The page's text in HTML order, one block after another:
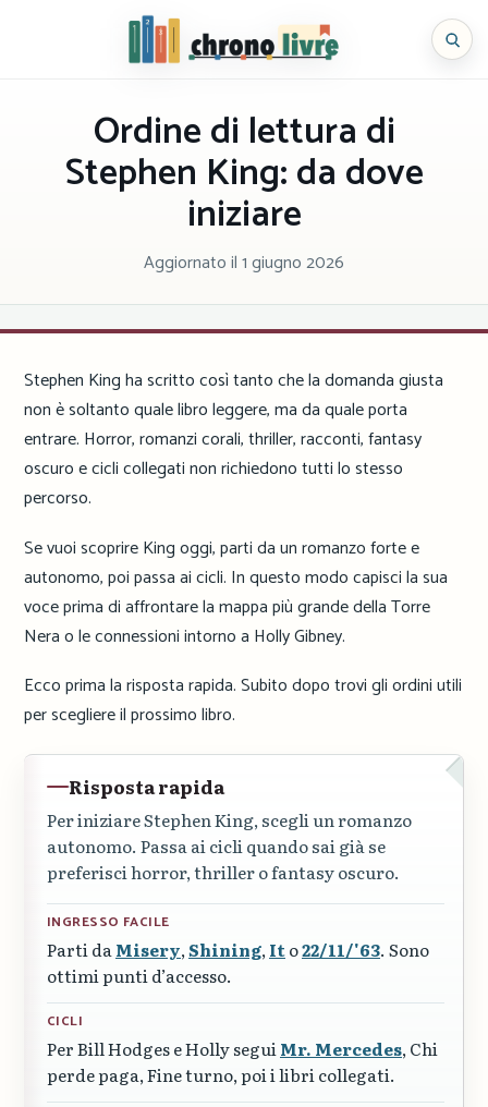
Chronolivre
Ordine di lettura di
Stephen King: da dove
iniziare
Aggiornato il1 giugno 2026
Stephen King ha scritto così tanto che la domanda giusta
non è soltanto quale libro leggere, ma da quale porta
entrare. Horror, romanzi corali, thriller, racconti, fantasy
oscuro e cicli collegati non richiedono tutti lo stesso
percorso.
Se vuoi scoprire King oggi, parti da un romanzo forte e
autonomo, poi passa ai cicli. In questo modo capisci la sua
voce prima di affrontare la mappa più grande della Torre
Nera o le connessioni intorno a Holly Gibney.
Ecco prima la risposta rapida. Subito dopo trovi gli ordini utili
per scegliere il prossimo libro.
Risposta rapida
Per iniziare Stephen King, scegli un romanzo
autonomo. Passa ai cicli quando sai già se
preferisci horror, thriller o fantasy oscuro.
INGRESSO FACILE
Parti daMisery,Shining,Ito22/11/'63. Sono
ottimi punti d’accesso.
CICLI
Per Bill Hodges e Holly seguiMr. Mercedes,Chi
perde paga,Fine turno, poi i libri collegati.